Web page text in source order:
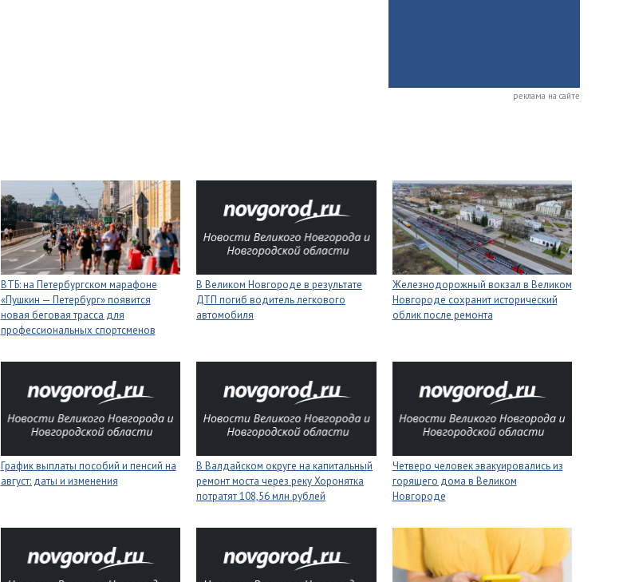
реклама на сайте
ВТБ: на Петербургском марафоне
«Пушкин — Петербург» появится
новая беговая трасса для
профессиональных спортсменов
В Великом Новгороде в результате
ДТП погиб водитель легкового
автомобиля
Железнодорожный вокзал в Великом
Новгороде сохранит исторический
облик после ремонта
График выплаты пособий и пенсий на
август: даты и изменения
В Валдайском округе на капитальный
ремонт моста через реку Хоронятка
потратят 108,56 млн рублей
Четверо человек эвакуировались из
горящего дома в Великом
Новгороде